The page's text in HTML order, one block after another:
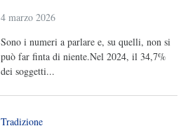
4 marzo 2026
Sono i numeri a parlare e, su quelli, non si
può far finta di niente.Nel 2024, il 34,7%
dei soggetti...
Tradizione